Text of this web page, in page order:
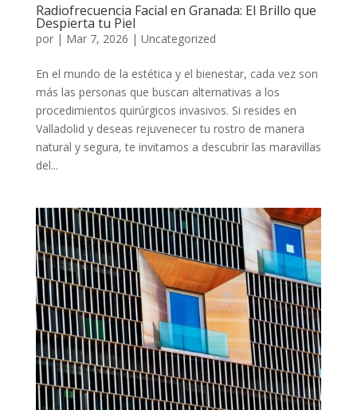
Radiofrecuencia Facial en Granada: El Brillo que
Despierta tu Piel
por | Mar 7, 2026 | Uncategorized
En el mundo de la estética y el bienestar, cada vez son
más las personas que buscan alternativas a los
procedimientos quirúrgicos invasivos. Si resides en
Valladolid y deseas rejuvenecer tu rostro de manera
natural y segura, te invitamos a descubrir las maravillas
del...